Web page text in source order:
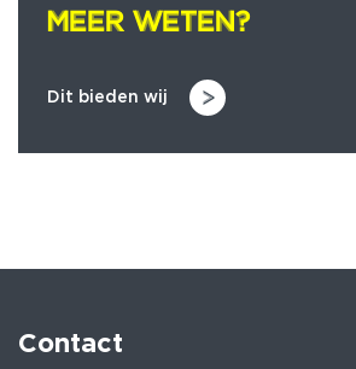
MEER WETEN?
MEER WETEN?
Dit bieden wij
Contact